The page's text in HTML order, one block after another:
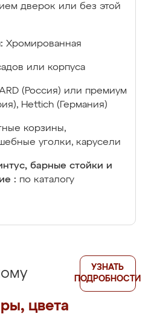
дверок или без этой
Хромированная
или корпуса
(Россия) или премиум
Hettich (Германия)
корзины,
уголки, карусели
барные стойки и
: по каталогу
цвета
УЗНАТЬ
ПОДРОБНОСТИ